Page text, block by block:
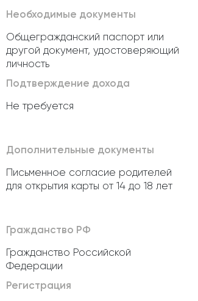
Необходимые документы
Общегражданский паспорт или
другой документ, удостоверяющий
личность
Подтверждение дохода
Не требуется
Дополнительные документы
Письменное согласие родителей
для открытия карты от 14 до 18 лет
Гражданство РФ
Гражданство Российской
Федерации
Регистрация